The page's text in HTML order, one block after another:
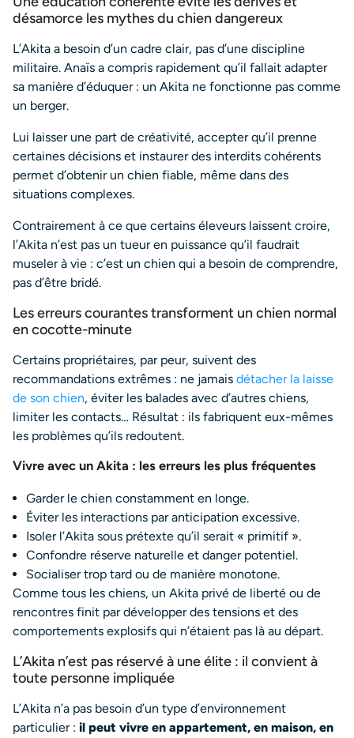
désamorce les mythes du chien dangereux
L’Akita a besoin d’un cadre clair, pas d’une discipline
militaire. Anaïs a compris rapidement qu’il fallait adapter
sa manière d’éduquer : un Akita ne fonctionne pas comme
un berger.
Lui laisser une part de créativité, accepter qu’il prenne
certaines décisions et instaurer des interdits cohérents
permet d’obtenir un chien fiable, même dans des
situations complexes.
Contrairement à ce que certains éleveurs laissent croire,
l’Akita n’est pas un tueur en puissance qu’il faudrait
museler à vie : c’est un chien qui a besoin de comprendre,
pas d’être bridé.
Les erreurs courantes transforment un chien normal
en cocotte-minute
Certains propriétaires, par peur, suivent des
recommandations extrêmes : ne jamais détacher la laisse
de son chien, éviter les balades avec d’autres chiens,
limiter les contacts… Résultat : ils fabriquent eux-mêmes
les problèmes qu’ils redoutent.
Vivre avec un Akita : les erreurs les plus fréquentes
Garder le chien constamment en longe.
Éviter les interactions par anticipation excessive.
Isoler l’Akita sous prétexte qu’il serait « primitif ».
Confondre réserve naturelle et danger potentiel.
Socialiser trop tard ou de manière monotone.
Comme tous les chiens, un Akita privé de liberté ou de
rencontres finit par développer des tensions et des
comportements explosifs qui n’étaient pas là au départ.
L’Akita n’est pas réservé à une élite : il convient à
toute personne impliquée
L’Akita n’a pas besoin d’un type d’environnement
particulier : il peut vivre en appartement, en maison, en